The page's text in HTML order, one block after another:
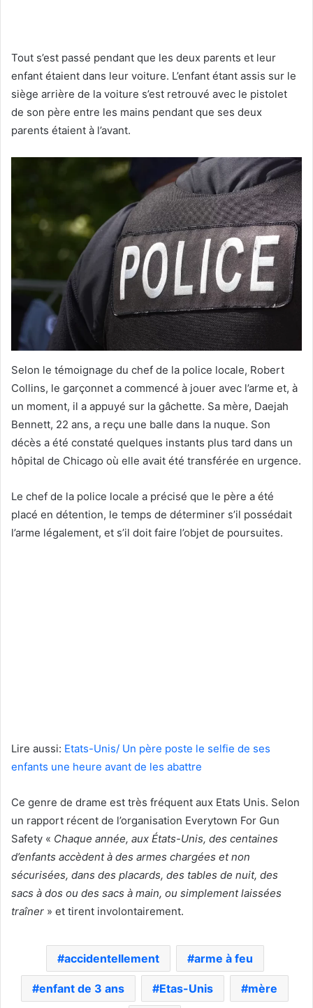
Tout s’est passé pendant que les deux parents et leur
enfant étaient dans leur voiture. L’enfant étant assis sur le
siège arrière de la voiture s’est retrouvé avec le pistolet
de son père entre les mains pendant que ses deux
parents étaient à l’avant.
Selon le témoignage du chef de la police locale, Robert
Collins, le garçonnet a commencé à jouer avec l’arme et, à
un moment, il a appuyé sur la gâchette. Sa mère, Daejah
Bennett, 22 ans, a reçu une balle dans la nuque. Son
décès a été constaté quelques instants plus tard dans un
hôpital de Chicago où elle avait été transférée en urgence.
Le chef de la police locale a précisé que le père a été
placé en détention, le temps de déterminer s’il possédait
l’arme légalement, et s’il doit faire l’objet de poursuites.
Lire aussi: Etats-Unis/ Un père poste le selfie de ses
enfants une heure avant de les abattre
Ce genre de drame est très fréquent aux Etats Unis. Selon
un rapport récent de l’organisation Everytown For Gun
Safety « Chaque année, aux États-Unis, des centaines
d’enfants accèdent à des armes chargées et non
sécurisées, dans des placards, des tables de nuit, des
sacs à dos ou des sacs à main, ou simplement laissées
traîner » et tirent involontairement.
accidentellement arme à feu
enfant de 3 ans Etas-Unis mère